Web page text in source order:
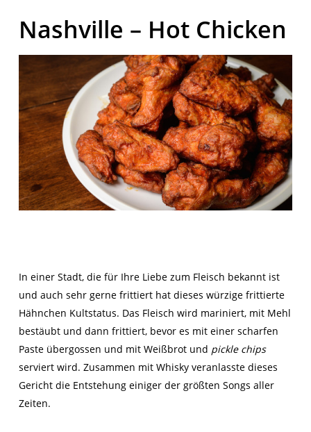
Nashville – Hot Chicken
In einer Stadt, die für Ihre Liebe zum Fleisch bekannt ist
und auch sehr gerne frittiert hat dieses würzige frittierte
Hähnchen Kultstatus. Das Fleisch wird mariniert, mit Mehl
bestäubt und dann frittiert, bevor es mit einer scharfen
Paste übergossen und mit Weißbrot und pickle chips
serviert wird. Zusammen mit Whisky veranlasste dieses
Gericht die Entstehung einiger der größten Songs aller
Zeiten.